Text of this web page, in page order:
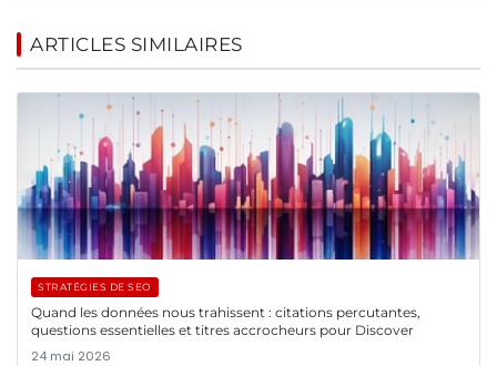
ARTICLES SIMILAIRES
STRATÉGIES DE SEO
Quand les données nous trahissent : citations percutantes,
questions essentielles et titres accrocheurs pour Discover
24 mai 2026